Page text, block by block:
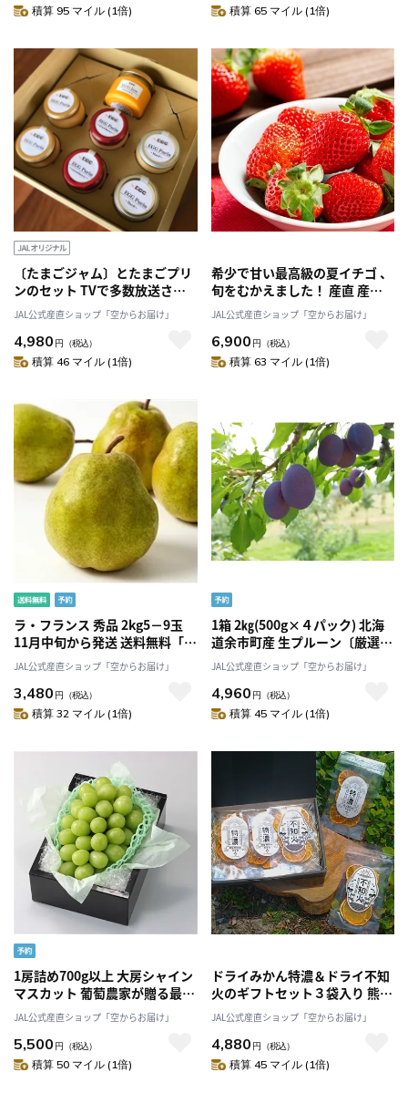
積算 95 マイル (1倍) 積算 65 マイル (1倍)
〔たまごジャム〕とたまごプリ
ンのセット TVで多数放送され
た「株式会社エッグハウス川
北」産直 産地直送 2025 スイー
ツ ぷりん プリン お取り寄せ
JAL公式産直ショップ「空からお届け」
4,980 円 （税込）
積算 46 マイル (1倍)
希少で甘い最高級の夏イチゴ 、
旬をむかえました！ 産直 産地
直送 2026 果物 フルーツ 苺 いち
ご 甘い「株式会社ユースラン
ド」
JAL公式産直ショップ「空からお届け」
6,900 円 （税込）
積算 63 マイル (1倍)
ラ・フランス 秀品 2kg5－9玉
11月中旬から発送 送料無料「ア
ンスリーファーム」
JAL公式産直ショップ「空からお届け」
3,480 円 （税込）
積算 32 マイル (1倍)
1箱 2㎏(500g×４パック) 北海
道余市町産 生プルーン〔厳選品
種〕〔プルーンてこんなに美味
しかったの！？〕「味覚の丘 砂
川果樹園」産直 産地直送 2026
果物 フルーツ プルーン 北海道
JAL公式産直ショップ「空からお届け」
4,960 円 （税込）
積算 45 マイル (1倍)
1房詰め700g以上 大房シャイン
マスカット 葡萄農家が贈る最高
ランク 味に自信あり〔8月下
旬-9月上旬発送〕「Nini
farm」
JAL公式産直ショップ「空からお届け」
5,500 円 （税込）
積算 50 マイル (1倍)
ドライみかん特濃＆ドライ不知
火のギフトセット３袋入り 熊本
県産 濃厚な甘みをぎゅっと凝
縮！「右田柑橘」
JAL公式産直ショップ「空からお届け」
4,880 円 （税込）
積算 45 マイル (1倍)